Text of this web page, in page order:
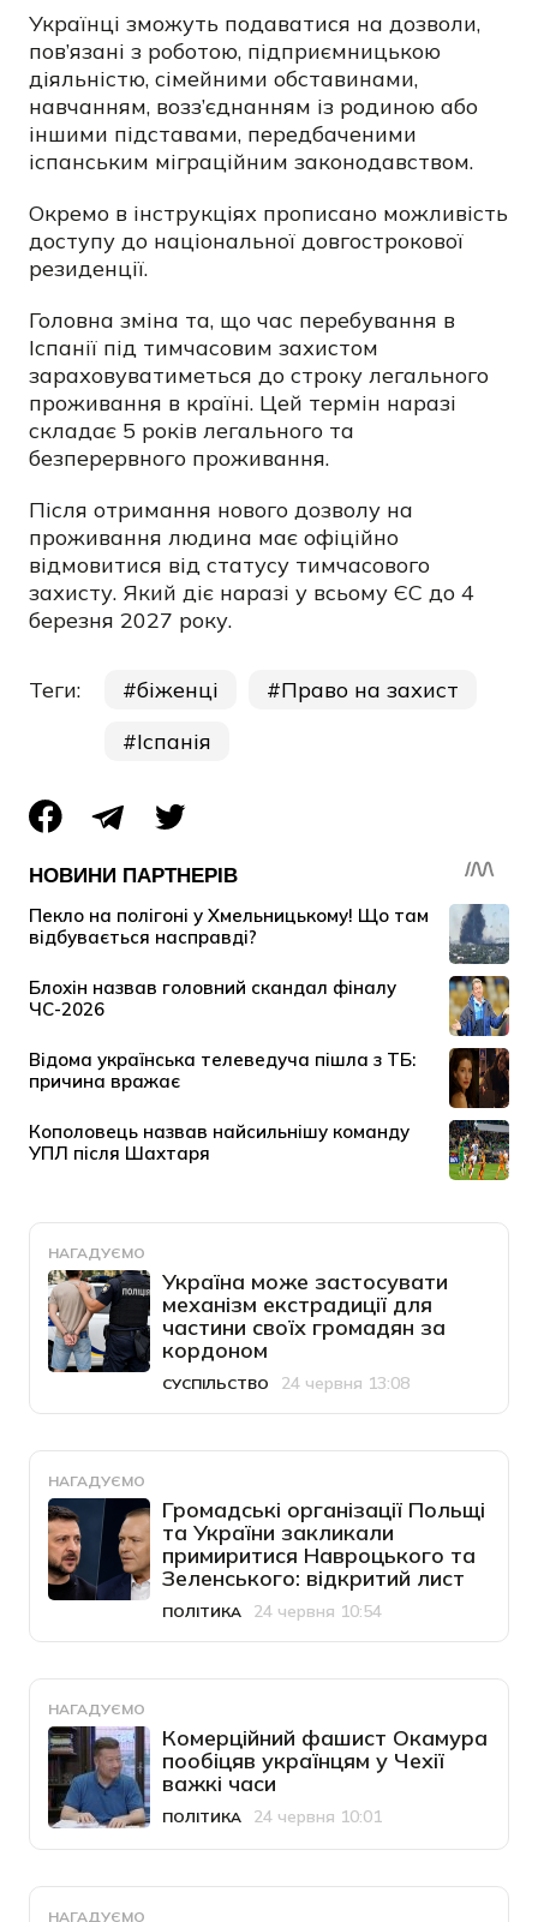
Українці зможуть подаватися на дозволи,
пов’язані з роботою, підприємницькою
діяльністю, сімейними обставинами,
навчанням, возз’єднанням із родиною або
іншими підставами, передбаченими
іспанським міграційним законодавством.
Окремо в інструкціях прописано можливість
доступу до національної довгострокової
резиденції.
Головна зміна та, що час перебування в
Іспанії під тимчасовим захистом
зараховуватиметься до строку легального
проживання в країні. Цей термін наразі
складає 5 років легального та
безперервного проживання.
Після отримання нового дозволу на
проживання людина має офіційно
відмовитися від статусу тимчасового
захисту. Який діє наразі у всьому ЄС до 4
березня 2027 року.
Теги: біженці
Право на захист
Іспанія
НАГАДУЄМО
Україна може застосувати
механізм екстрадиції для
частини своїх громадян за
кордоном
Категорія
СУСПІЛЬСТВО
Дата публікації24 червня 13:08
НАГАДУЄМО
Громадські організації Польщі
та України закликали
примиритися Навроцького та
Зеленського: відкритий лист
Категорія
ПОЛІТИКА
Дата публікації
24 червня 10:54
НАГАДУЄМО
Комерційний фашист Окамура
пообіцяв українцям у Чехії
важкі часи
Категорія
ПОЛІТИКА
Дата публікації
24 червня 10:01
НАГАДУЄМО